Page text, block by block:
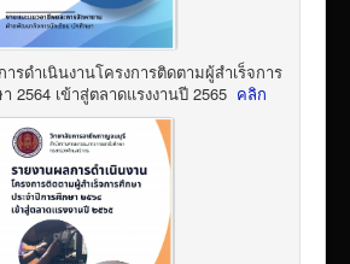
ารดำเนินงานโครงการติดตามผู้สำเร็จการ
2564 เข้าสู่ตลาดแรงงานปี 2565 คลิก